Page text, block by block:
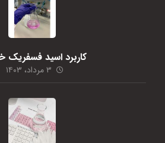
کاربرد اسید فسفریک
۳ مرداد، ۱۴۰۳